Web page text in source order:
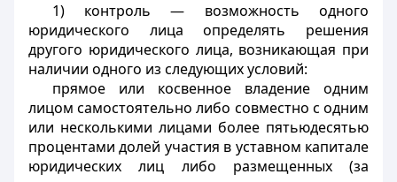
1) контроль — возможность одного
юридического лица определять решения
другого юридического лица, возникающая при
наличии одного из следующих условий:
прямое или косвенное владение одним
лицом самостоятельно либо совместно с одним
или несколькими лицами более пятьюдесятью
процентами долей участия в уставном капитале
юридических лиц либо размещенных (за